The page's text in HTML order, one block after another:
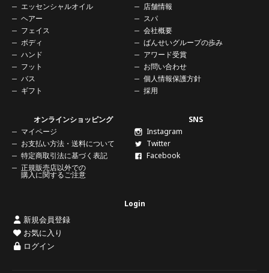
エッセンシャルオイル
ヘアー
フェイス
ボディ
ハンド
フット
バス
ギフト
店舗情報
スパ
会社概要
ばんせいグループの歩み
アワード受賞
お問い合わせ
個人情報保護方針
採用
オンラインショッピング
マイページ
お支払い方法・送料について
特定商取引法に基づく表記
正規販売店以外での
購入に関するご注意
SNS
Instagram
Twitter
Facebook
Login
新規会員登録
お気に入り
ログイン